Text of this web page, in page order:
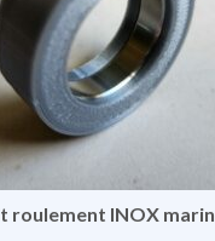
roulement INOX marin